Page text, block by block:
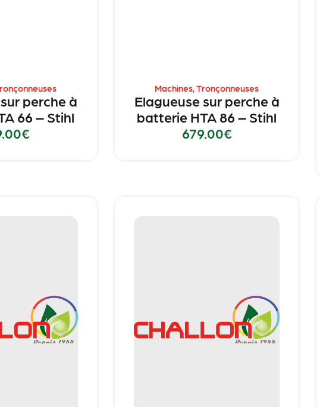
perche à
66 – Stihl
€
Machines ,Tronçonneuses
Elagueuse sur perche à
batterie HTA 86 – Stihl
679.00€